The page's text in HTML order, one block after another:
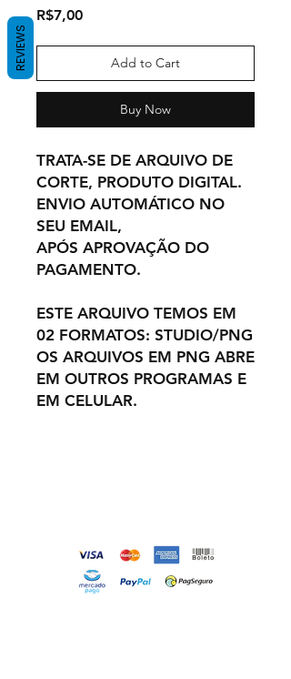
R$7,00Price
Add to Cart
Buy Now
TRATA-SE DE ARQUIVO DE
CORTE, PRODUTO DIGITAL.
ENVIO AUTOMÁTICO NO
SEU EMAIL,
APÓS APROVAÇÃO DO
PAGAMENTO.
ESTE ARQUIVO TEMOS EM
02 FORMATOS: STUDIO/PNG
OS ARQUIVOS EM PNG ABRE
EM OUTROS PROGRAMAS E
EM CELULAR.
REVIEWS